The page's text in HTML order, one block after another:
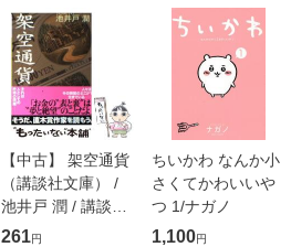
【中古】 架空通貨
（講談社文庫） /
池井戸 潤 / 講談社
[文庫]【メール便送
261円
ちいかわ なんか小
さくてかわいいや
つ 1/ナガノ
1,100円